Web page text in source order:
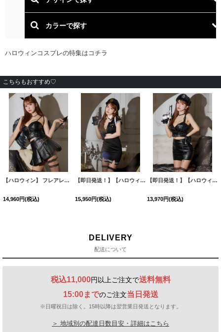
こちらもおすすめ♡
【ハロウィン】 フレアレザーデビルセットアップ 【コスプレ8点セット】【XS-Lサイズ/1カラー】[HC03-H]三上悠亜着用
14,960円(税込)
【即日発送！】【ハロウィン】半袖ポリスタイトワンピース 【コスプレ5点セット】【XS-XLサイズ】[HC03-Bg]三上悠亜着用
15,950円(税込)
【即日発送！】【ハロウィン】レザーポリスセットアップコスプレ【コスプレ7点セット】【XS-M/1カラー】[HC03-Bsv]三上悠亜着用
13,970円(税込)
DELIVERY
配送について
税込11,000円以上ご注文で送料無料
15:00までのご注文当日発送
※日曜祝日は除く。15時以降は翌営業日発送となります。
＞ 地域別の配達日数目安・詳細はこちら